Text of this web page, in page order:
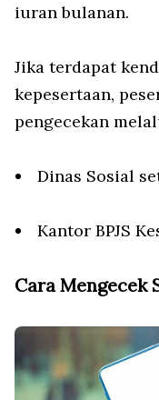
iuran bulanan.
Jika terdapat
kepesertaan,
pengecekan
Dinas Sosial
Kantor BPJS
Cara Mengecek